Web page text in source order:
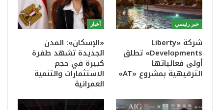
خبر رئيسي
شركة «Liberty
Developments» تطلق
أولى فعالياتها
الترفيهية بمشروع «AT»
أخبار
«الإسكان»: المدن
الجديدة تشهد طفرة
كبيرة في حجم
الاستثمارات والتنمية
العمرانية